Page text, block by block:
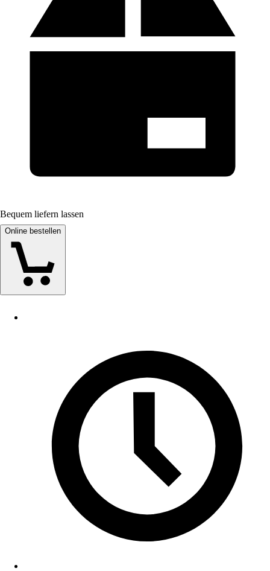
Bequem liefern lassen
Online bestellen